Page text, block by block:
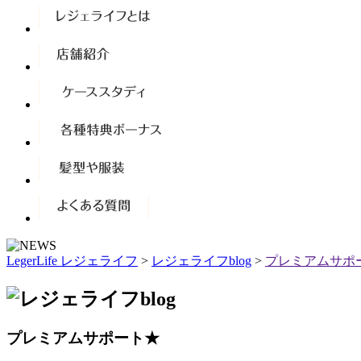
LegerLife レジェライフ > レジェライフblog > プレミアムサ
プレミアムサポート★